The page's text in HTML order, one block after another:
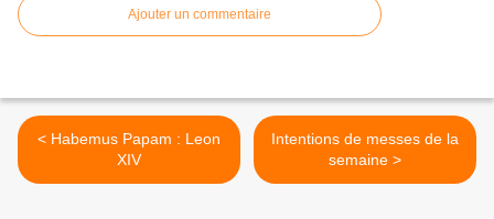
Ajouter un commentaire
< Habemus Papam : Leon
XIV
Intentions de messes de la
semaine >